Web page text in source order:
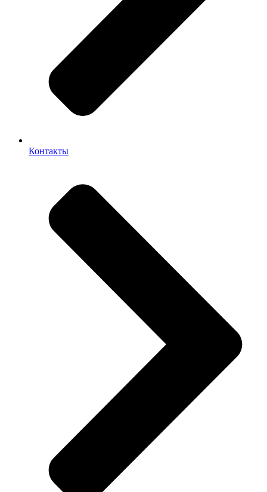
Контакты